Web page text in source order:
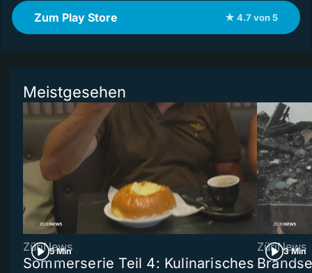
Zum Play Store ★ 4.7 von 5
Meistgesehen
5 Min
ZüriNews
Sommerserie Teil 4: Kulinarisches
3 Min
ZüriNews